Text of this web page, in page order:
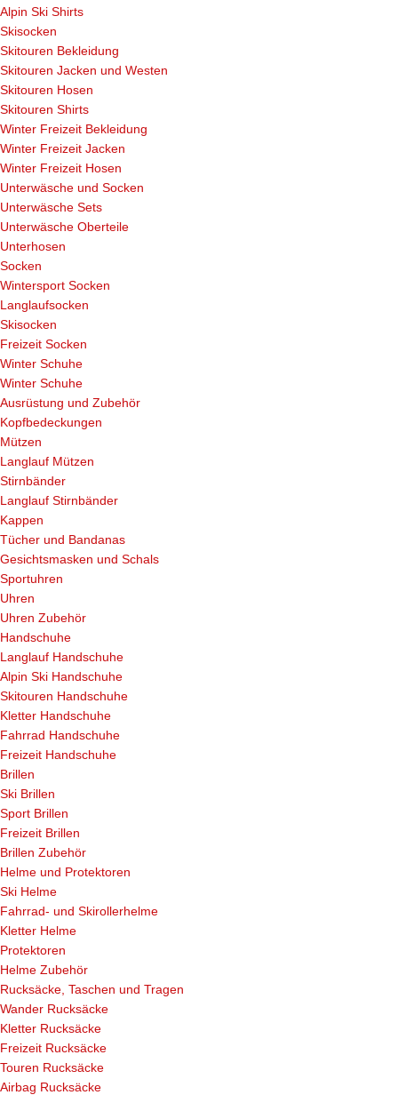
Alpin Ski Shirts
Skisocken
Skitouren Bekleidung
Skitouren Jacken und Westen
Skitouren Hosen
Skitouren Shirts
Winter Freizeit Bekleidung
Winter Freizeit Jacken
Winter Freizeit Hosen
Unterwäsche und Socken
Unterwäsche Sets
Unterwäsche Oberteile
Unterhosen
Socken
Wintersport Socken
Langlaufsocken
Skisocken
Freizeit Socken
Winter Schuhe
Winter Schuhe
Ausrüstung und Zubehör
Kopfbedeckungen
Mützen
Langlauf Mützen
Stirnbänder
Langlauf Stirnbänder
Kappen
Tücher und Bandanas
Gesichtsmasken und Schals
Sportuhren
Uhren
Uhren Zubehör
Handschuhe
Langlauf Handschuhe
Alpin Ski Handschuhe
Skitouren Handschuhe
Kletter Handschuhe
Fahrrad Handschuhe
Freizeit Handschuhe
Brillen
Ski Brillen
Sport Brillen
Freizeit Brillen
Brillen Zubehör
Helme und Protektoren
Ski Helme
Fahrrad- und Skirollerhelme
Kletter Helme
Protektoren
Helme Zubehör
Rucksäcke, Taschen und Tragen
Wander Rucksäcke
Kletter Rucksäcke
Freizeit Rucksäcke
Touren Rucksäcke
Airbag Rucksäcke